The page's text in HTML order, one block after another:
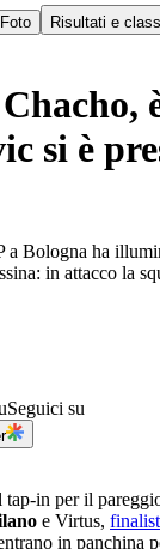
Foto Risultati e
si è
Bologna ha
in attacco la
Seguici su
in per il
e Virtus,
in panchina